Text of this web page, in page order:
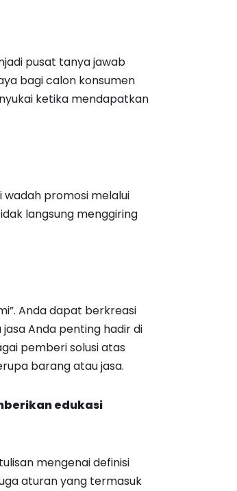
pusat tanya jawab
bagi calon konsumen
ketika mendapatkan
wadah promosi melalui
langsung menggiring
Anda dapat berkreasi
Anda penting hadir di
pemberi solusi atas
barang atau jasa.
edukasi
mengenai definisi
aturan yang termasuk